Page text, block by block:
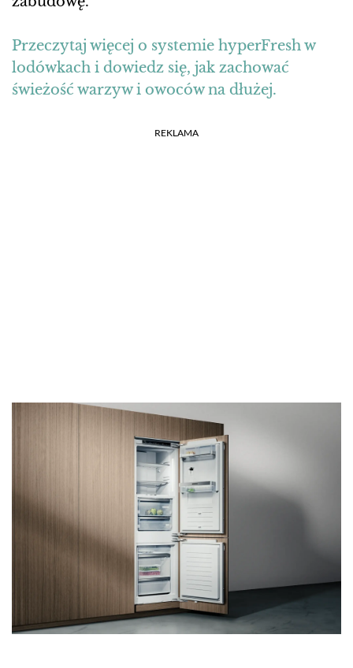
Przeczytaj więcej o systemie hyperFresh w
lodówkach i dowiedz się, jak zachować
świeżość warzyw i owoców na dłużej.
REKLAMA